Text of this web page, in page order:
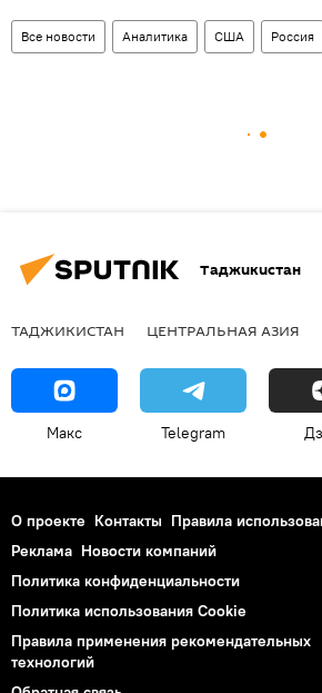
Все новости Аналитика США Россия
Таджикистан
ТАДЖИКИСТАН ЦЕНТРАЛЬНАЯ АЗИЯ
Макс Telegram
О проекте Контакты Правила
Реклама Новости компаний
Политика конфиденциальности
Политика использования Cookie
Правила применения рекомендательных
технологий